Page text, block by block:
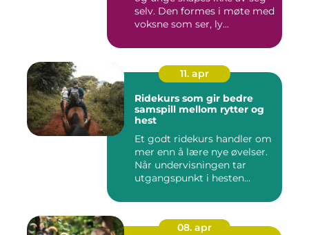
selv. Den formes i møte med
voksne som ser, ly...
11. apr
Ridekurs som gir bedre
samspill mellom rytter og
hest
Et godt ridekurs handler om
mer enn å lære nye øvelser.
Når undervisningen tar
utgangspunkt i hesten...
08. apr